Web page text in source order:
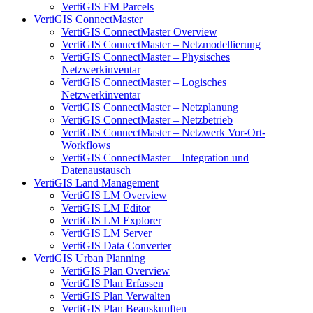
VertiGIS FM Parcels
VertiGIS ConnectMaster
VertiGIS ConnectMaster Overview
VertiGIS ConnectMaster – Netzmodellierung
VertiGIS ConnectMaster – Physisches
Netzwerkinventar
VertiGIS ConnectMaster – Logisches
Netzwerkinventar
VertiGIS ConnectMaster – Netzplanung
VertiGIS ConnectMaster – Netzbetrieb
VertiGIS ConnectMaster – Netzwerk Vor-Ort-
Workflows
VertiGIS ConnectMaster – Integration und
Datenaustausch
VertiGIS Land Management
VertiGIS LM Overview
VertiGIS LM Editor
VertiGIS LM Explorer
VertiGIS LM Server
VertiGIS Data Converter
VertiGIS Urban Planning
VertiGIS Plan Overview
VertiGIS Plan Erfassen
VertiGIS Plan Verwalten
VertiGIS Plan Beauskunften